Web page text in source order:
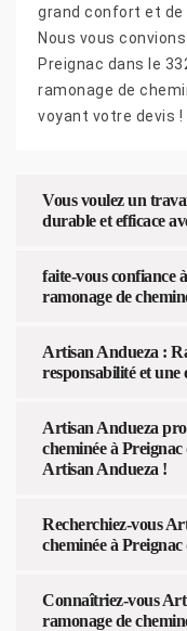
grand confort et de
Nous vous
Preignac dans le
ramonage de
voyant votre devis !
Vous voulez un
durable et efficace
faite-vous confiance
ramonage de
Artisan Andueza :
responsabilité et une
Artisan Andueza
cheminée à
Artisan Andueza !
Recherchiez-vous
cheminée à Preignac
Connaîtriez-vous
ramonage de